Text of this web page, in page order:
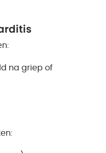
na griep of